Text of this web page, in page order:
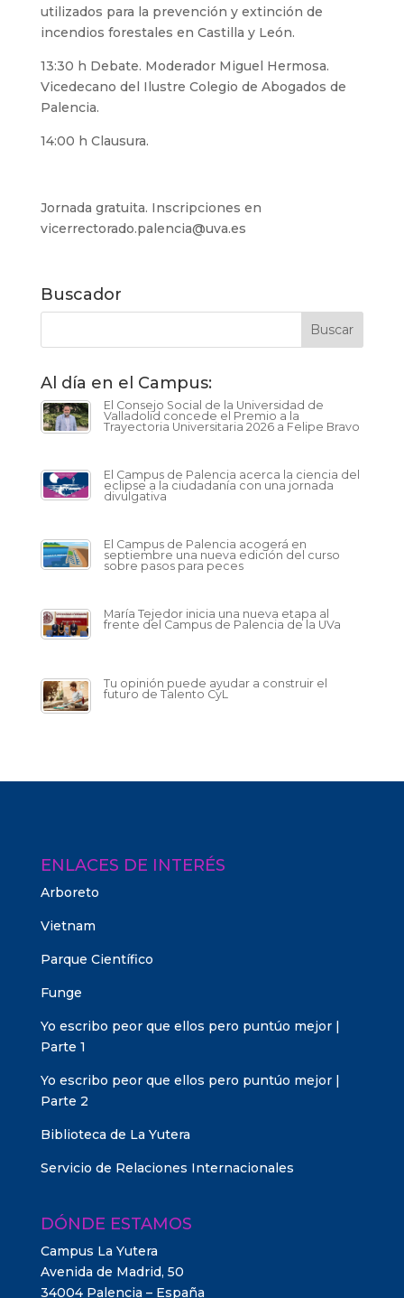
utilizados para la prevención y extinción de
incendios forestales en Castilla y León.
13:30 h Debate. Moderador Miguel Hermosa.
Vicedecano del Ilustre Colegio de Abogados de
Palencia.
14:00 h Clausura.
Jornada gratuita. Inscripciones en
vicerrectorado.palencia@uva.es
Buscador
Al día en el Campus:
El Consejo Social de la Universidad de
Valladolid concede el Premio a la
Trayectoria Universitaria 2026 a Felipe Bravo
El Campus de Palencia acerca la ciencia del
eclipse a la ciudadanía con una jornada
divulgativa
El Campus de Palencia acogerá en
septiembre una nueva edición del curso
sobre pasos para peces
María Tejedor inicia una nueva etapa al
frente del Campus de Palencia de la UVa
Tu opinión puede ayudar a construir el
futuro de Talento CyL
ENLACES DE INTERÉS
Arboreto
Vietnam
Parque Científico
Funge
Yo escribo peor que ellos pero puntúo mejor |
Parte 1
Yo escribo peor que ellos pero puntúo mejor |
Parte 2
Biblioteca de La Yutera
Servicio de Relaciones Internacionales
DÓNDE ESTAMOS
Campus La Yutera
Avenida de Madrid, 50
34004 Palencia – España